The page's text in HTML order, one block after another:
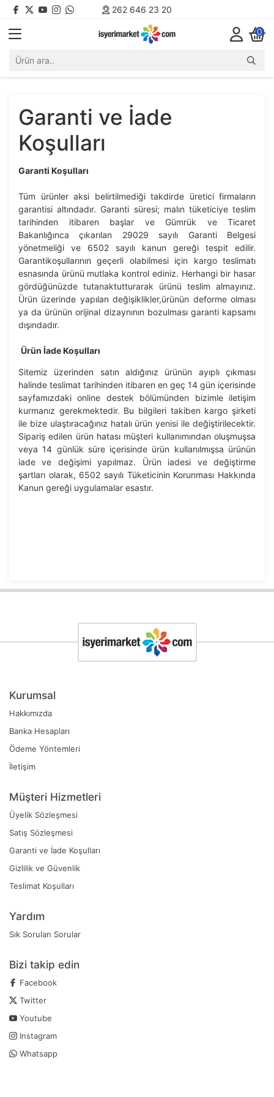
262 646 23 20
0
Garanti ve İade
Koşulları
Garanti Koşulları
Tüm ürünler aksi belirtilmediği takdirde üretici firmaların
garantisi altındadır. Garanti süresi; malın tüketiciye teslim
tarihinden itibaren başlar ve Gümrük ve Ticaret
Bakanlığınca çıkarılan 29029 sayılı Garanti Belgesi
yönetmeliği ve 6502 sayılı kanun gereği tespit edilir.
Garantikoşullarının geçerli olabilmesi için kargo teslimatı
esnasında ürünü mutlaka kontrol ediniz. Herhangi bir hasar
gördüğünüzde tutanaktutturarak ürünü teslim almayınız.
Ürün üzerinde yapılan değişiklikler,ürünün deforme olması
ya da ürünün orijinal dizaynının bozulması garanti kapsamı
dışındadır.
Ürün İade Koşulları
Sitemiz üzerinden satın aldığınız ürünün ayıplı çıkması
halinde teslimat tarihinden itibaren en geç 14 gün içerisinde
sayfamızdaki online destek bölümünden bizimle iletişim
kurmanız gerekmektedir. Bu bilgileri takiben kargo şirketi
ile bize ulaştıracağınız hatalı ürün yenisi ile değiştirilecektir.
Sipariş edilen ürün hatası müşteri kullanımından oluşmuşsa
veya 14 günlük süre içerisinde ürün kullanılmışsa ürünün
iade ve değişimi yapılmaz. Ürün iadesi ve değiştirme
şartları olarak, 6502 sayılı Tüketicinin Korunması Hakkında
Kanun gereği uygulamalar esastır.
Kurumsal
Hakkımızda
Banka Hesapları
Ödeme Yöntemleri
İletişim
Müşteri Hizmetleri
Üyelik Sözleşmesi
Satış Sözleşmesi
Garanti ve İade Koşulları
Gizlilik ve Güvenlik
Teslimat Koşulları
Yardım
Sık Sorulan Sorular
Bizi takip edin
Facebook
Twitter
Youtube
Instagram
Whatsapp